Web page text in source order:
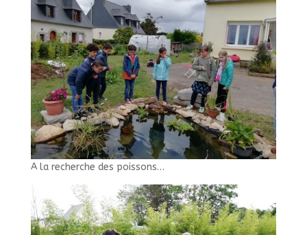
A la recherche des poissons…